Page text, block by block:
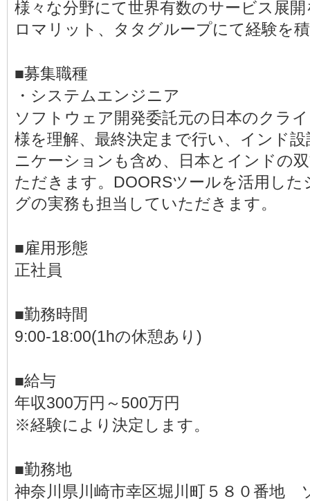
様々な分野にて世界有数のサービス展
ロマリット、タタグループにて経験を
■募集職種
・システムエンジニア
ソフトウェア開発委託元の日本のクラ
様を理解、最終決定まで行い、インド
ニケーションも含め、日本とインドの
ただきます。DOORSツールを活用し
グの実務も担当していただきます。
■雇用形態
正社員
■勤務時間
9:00-18:00(1hの休憩あり)
■給与
年収300万円～500万円
※経験により決定します。
■勤務地
神奈川県川崎市幸区堀川町５８０番地